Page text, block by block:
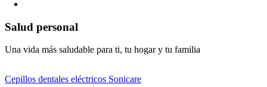
Salud personal
Una vida más saludable para ti, tu hogar y tu familia
Cepillos dentales eléctricos Sonicare